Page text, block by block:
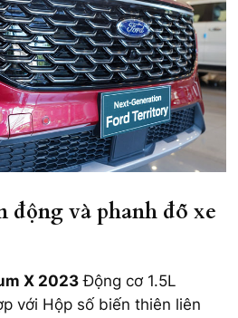
và phanh đỗ xe
X 2023 Động cơ 1.5L
với Hộp số biến thiên liên